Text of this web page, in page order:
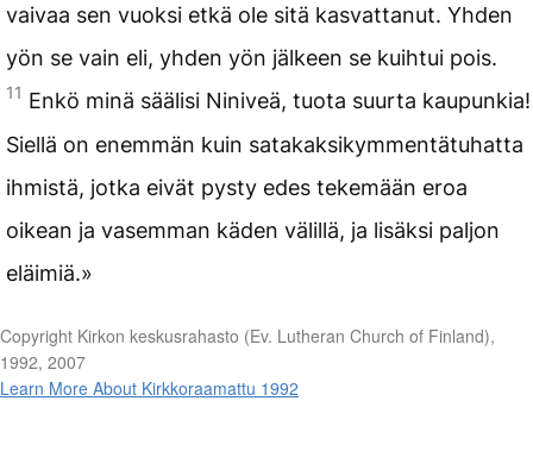
vaivaa sen vuoksi etkä ole sitä kasvattanut. Yhden
yön se vain eli, yhden yön jälkeen se kuihtui pois.
11 Enkö minä säälisi Niniveä, tuota suurta kaupunkia!
Siellä on enemmän kuin satakaksikymmentätuhatta
ihmistä, jotka eivät pysty edes tekemään eroa
oikean ja vasemman käden välillä, ja lisäksi paljon
eläimiä.»
Copyright Kirkon keskusrahasto (Ev. Lutheran Church of Finland),
1992, 2007
Learn More About Kirkkoraamattu 1992